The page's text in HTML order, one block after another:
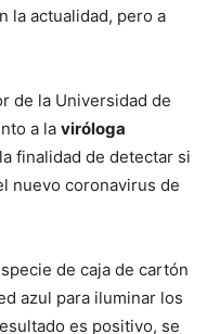
la actualidad, pero a
de la Universidad de
a la viróloga
finalidad de detectar si
nuevo coronavirus de
de caja de cartón
azul para iluminar los
es positivo, se